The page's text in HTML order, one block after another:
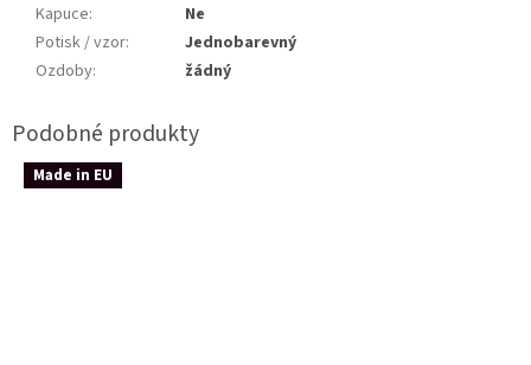
Kapuce:
Ne
Potisk / vzor:
Jednobarevný
Ozdoby: žádný
Made in EU